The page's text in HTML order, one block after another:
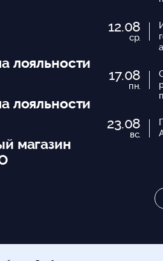
лояльности
лояльности
магазин
12.08
ср.
17.08
пн.
23.08
вс.